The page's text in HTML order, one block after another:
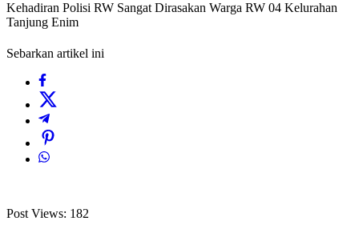
Kehadiran Polisi RW Sangat Dirasakan Warga RW 04 Kelurahan
Tanjung Enim
Sebarkan artikel ini
Post Views: 182